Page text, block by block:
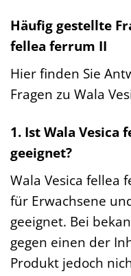
Häufig gestellte
fellea ferrum II
Hier finden Sie
Fragen zu Wala
1. Ist Wala
geeignet?
Wala Vesica fellea
für Erwachsene
geeignet. Bei
gegen einen der
Produkt jedoch